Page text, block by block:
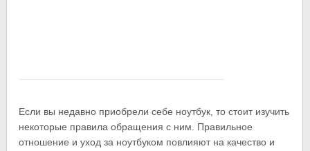
Если вы недавно приобрели себе ноутбук, то стоит изучить
некоторые правила обращения с ним. Правильное
отношение и уход за ноутбуком повлияют на качество и